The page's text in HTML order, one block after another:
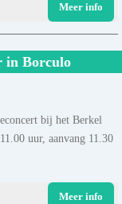
Meer info
in Borculo
bij het Berkel
uur, aanvang 11.30
Meer info